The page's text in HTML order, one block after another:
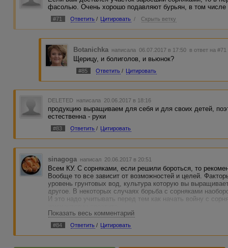
фасолью. Очень хорошо подавляют бурьян, в том числе
#71 Ответить / Цитировать / Скрыть ветку
Botanichka написала 06.07.2017 в 17:50 в ответ на #71
Щерицу, и болиголов, и вьюнок?
#85 Ответить / Цитировать
DELETED написала 20.06.2017 в 18:16
продукцию выращиваем для себя и для своих детей,
естественна - руки
#83 Ответить / Цитировать
sinagoga написал 20.06.2017 в 20:51
Всем КУ. С сорняками, если решили бороться, то
Вообще то все зависит от возможностей и целей.
уровень грунтовых вод, культура которую вы
другое. В некоторых случаях борьба с сорняками
И это надо учитывать перед тем как начать войну с
Показать весь комментарий
#84 Ответить / Цитировать